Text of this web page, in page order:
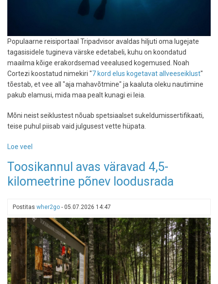
Populaarne reisiportaal Tripadvisor avaldas hiljuti oma lugejate
tagasisidele tugineva värske edetabeli, kuhu on koondatud
maailma kõige erakordsemad veealused kogemused. Noah
Cortezi koostatud nimekiri "7 kord elus kogetavat allveeseiklust"
tõestab, et vee all "aja mahavõtmine" ja kaaluta oleku nautimine
pakub elamusi, mida maa pealt kunagi ei leia.
Mõni neist seiklustest nõuab spetsiaalset sukeldumissertifikaati,
teise puhul piisab vaid julgusest vette hüpata.
Loe veel
reastas
7
Toosikannul avas väravad 4,5-
kilomeetrine põnev loodusrada
Postitas wher2go - 05.07.2026 14:47